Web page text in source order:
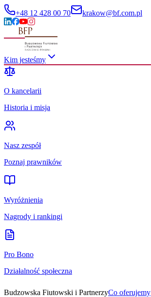
+48 12 428 00 70 krakow@bf.com.pl
Kim jesteśmy
O kancelarii
Historia i misja
Nasz zespół
Poznaj prawników
Wyróżnienia
Nagrody i rankingi
Pro Bono
Działalność społeczna
Budzowska Fiutowski i PartnerzyCo oferujemy